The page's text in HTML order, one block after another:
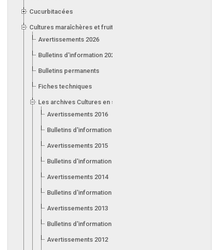
Cucurbitacées
Cultures maraîchères et fruitières en serre
Avertissements 2026
Bulletins d'information 2026
Bulletins permanents
Fiches techniques
Les archives Cultures en serre
Avertissements 2016
Bulletins d'information 2016
Avertissements 2015
Bulletins d'information 2015
Avertissements 2014
Bulletins d'information 2014
Avertissements 2013
Bulletins d'information 2013
Avertissements 2012